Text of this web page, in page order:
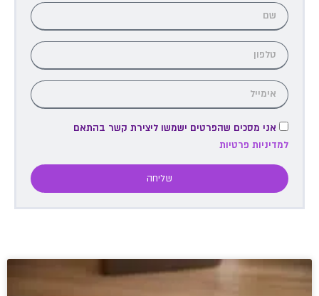
אני מסכים שהפרטים ישמשו ליצירת קשר בהתאם
למדיניות פרטיות
שליחה